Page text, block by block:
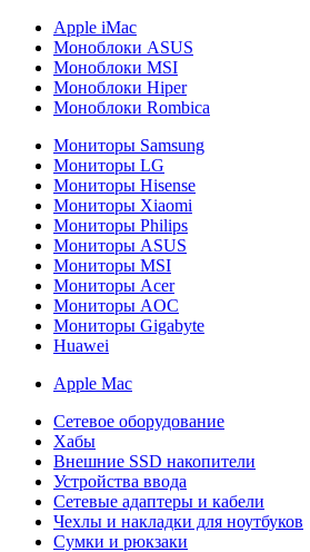
Apple iMac
Моноблоки ASUS
Моноблоки MSI
Моноблоки Hiper
Моноблоки Rombica
Мониторы Samsung
Мониторы LG
Мониторы Hisense
Мониторы Xiaomi
Мониторы Philips
Мониторы ASUS
Мониторы MSI
Мониторы Acer
Мониторы AOC
Мониторы Gigabyte
Huawei
Apple Mac
Сетевое оборудование
Хабы
Внешние SSD накопители
Устройства ввода
Сетевые адаптеры и кабели
Чехлы и накладки для ноутбуков
Сумки и рюкзаки